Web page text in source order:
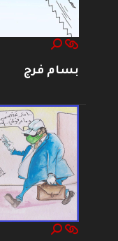
بسام فرج